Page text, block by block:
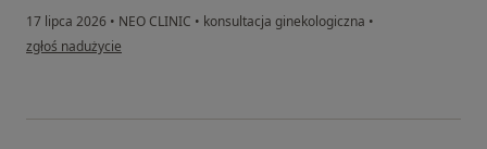
17 lipca 2026 • NEO CLINIC • konsultacja ginekologiczna •
w opinii użytkownika AW
zgłoś nadużycie